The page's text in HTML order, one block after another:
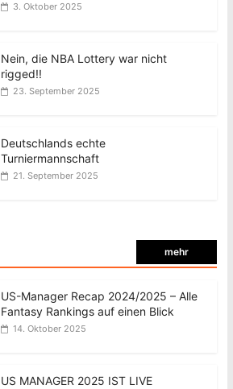
3. Oktober 2025
Nein, die NBA Lottery war nicht
rigged!!
23. September 2025
Deutschlands echte
Turniermannschaft
21. September 2025
mehr
US-Manager Recap 2024/2025 – Alle
Fantasy Rankings auf einen Blick
14. Oktober 2025
US MANAGER 2025 IST LIVE